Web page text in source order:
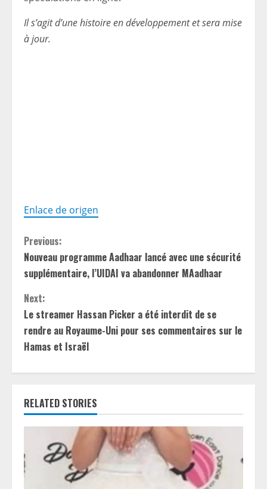
Il s’agit d’une histoire en développement et sera mise
à jour.
Enlace de origen
C
o
n
t
i
n
u
e
e
Previous:
Nouveau programme Aadhaar lancé avec une sécurité
supplémentaire, l’UIDAI va abandonner MAadhaar
Next:
Le streamer Hassan Picker a été interdit de se
rendre au Royaume-Uni pour ses commentaires sur le
Hamas et Israël
RELATED STORIES